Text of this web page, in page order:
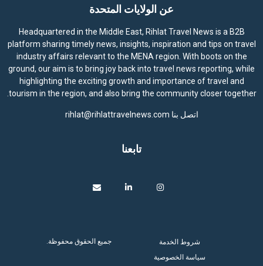
عن الولايات المتحدة
Headquartered in the Middle East, Rihlat Travel News is a B2B
platform sharing timely news, insights, inspiration and tips on travel
industry affairs relevant to the MENA region. With boots on the
ground, our aim is to bring joy back into travel news reporting, while
highlighting the exciting growth and importance of travel and
tourism in the region, and also bring the community closer together.
اتصل بنا rihlat@rihlattravelnews.com
تابعنا
جميع الحقوق محفوظة.
شروط الخدمة
سياسة الخصوصية